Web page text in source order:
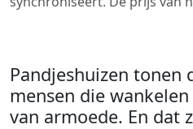
Pandjeshuizen tonen
mensen die
van armoede. En dat